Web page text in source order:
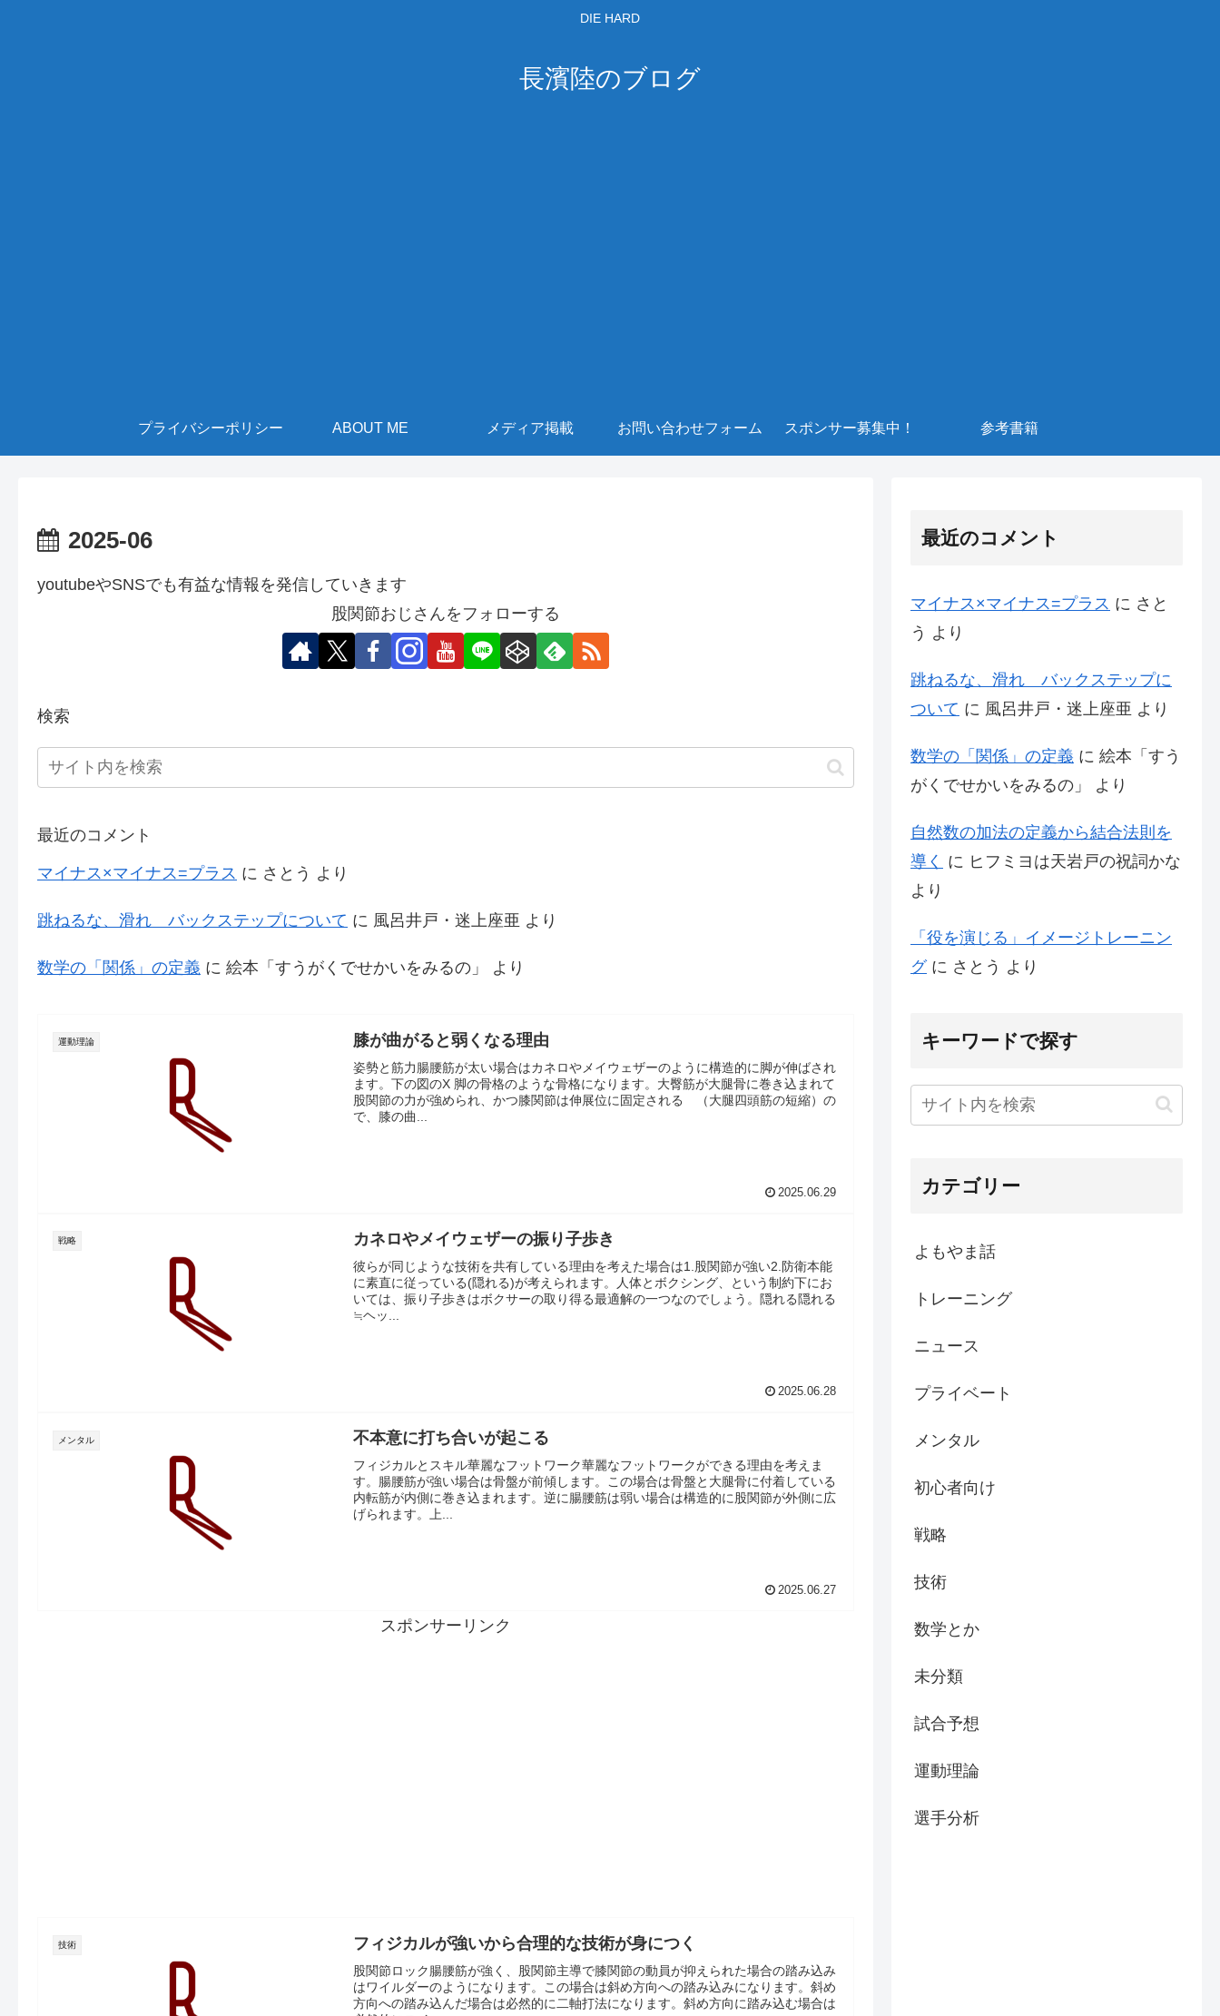
DIE HARD
長濱陸のブログ
プライバシーポリシー ABOUT ME メディア掲載 お問い合わせフォーム スポンサー募集中！ 参考書籍
2025-06
youtubeやSNSでも有益な情報を発信していきます
股関節おじさんをフォローする
検索
最近のコメント
マイナス×マイナス=プラス に さとう より
跳ねるな、滑れ バックステップについて に 風呂井戸・迷上座亜 より
数学の「関係」の定義 に 絵本「すうがくでせかいをみるの」 より
運動理論 膝が曲がると弱くなる理由
姿勢と筋力腸腰筋が太い場合はカネロやメイウェザーのように構造的に脚が伸ばされ
ます。下の図のX 脚の骨格のような骨格になります。大臀筋が大腿骨に巻き込まれて
股関節の力が強められ、かつ膝関節は伸展位に固定される （大腿四頭筋の短縮）の
で、膝の曲...
2025.06.29
戦略 カネロやメイウェザーの振り子歩き
彼らが同じような技術を共有している理由を考えた場合は1.股関節が強い2.防衛本能
に素直に従っている(隠れる)が考えられます。人体とボクシング、という制約下にお
いては、振り子歩きはボクサーの取り得る最適解の一つなのでしょう。隠れる隠れる
≒ヘッ...
2025.06.28
メンタル 不本意に打ち合いが起こる
フィジカルとスキル華麗なフットワーク華麗なフットワークができる理由を考えま
す。腸腰筋が強い場合は骨盤が前傾します。この場合は骨盤と大腿骨に付着している
内転筋が内側に巻き込まれます。逆に腸腰筋は弱い場合は構造的に股関節が外側に広
げられます。上...
2025.06.27
スポンサーリンク
技術 フィジカルが強いから合理的な技術が身につく
股関節ロック腸腰筋が強く、股関節主導で膝関節の動員が抑えられた場合の踏み込み
はワイルダーのようになります。この場合は斜め方向への踏み込みになります。斜め
方向への踏み込んだ場合は必然的に二軸打法になります。斜め方向に踏み込む場合は
最近のコメント
マイナス×マイナス=プラス に さと
う より
跳ねるな、滑れ バックステップに
ついて に 風呂井戸・迷上座亜 より
数学の「関係」の定義 に 絵本「すう
がくでせかいをみるの」
より
自然数の加法の定義から結合法則を
導く に ヒフミヨは天岩戸の祝詞かな
より
「役を演じる」イメージトレーニン
グに さとう より
キーワードで探す
カテゴリー
よもやま話
トレーニング
ニュース
プライベート
メンタル
初心者向け
戦略
技術
数学とか
未分類
試合予想
運動理論
選手分析